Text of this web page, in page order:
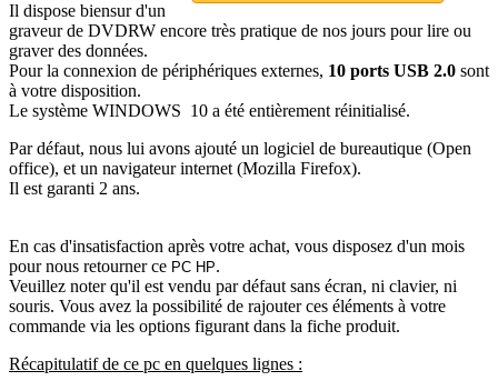
Il dispose biensur d'un
graveur de DVDRW encore très pratique de nos jours pour lire ou
graver des données.
Pour la connexion de périphériques externes, 10 ports USB 2.0 sont
à votre disposition.
Le système WINDOWS 10 a été entièrement réinitialisé.
Par défaut, nous lui avons ajouté un logiciel de bureautique (Open
office), et un navigateur internet (Mozilla Firefox).
Il est garanti 2 ans.
En cas d'insatisfaction après votre achat, vous disposez d'un mois
pour nous retourner ce PC HP.
Veuillez noter qu'il est vendu par défaut sans écran, ni clavier, ni
souris. Vous avez la possibilité de rajouter ces éléments à votre
commande via les options figurant dans la fiche produit.
Récapitulatif de ce pc en quelques lignes :